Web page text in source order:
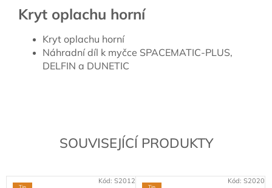
SOUVISEJÍCÍ PRODUKTY
Tip
Kód: S2012
Tip
Kód: S2020
Kryt oplachu horní
Kryt oplachu horní
Náhradní díl k myčce SPACEMATIC-PLUS,
DELFIN a DUNETIC